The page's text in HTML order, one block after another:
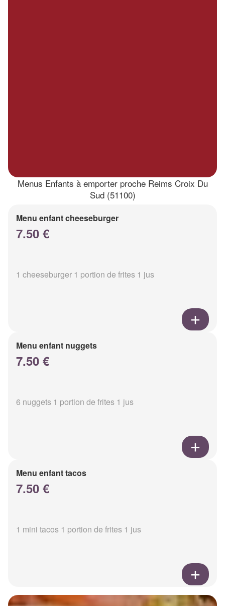
Menus Enfants à emporter proche Reims Croix Du
Sud (51100)
Menu enfant cheeseburger
7.50 €
1 cheeseburger 1 portion de frites 1 jus
Menu enfant nuggets
7.50 €
6 nuggets 1 portion de frites 1 jus
Menu enfant tacos
7.50 €
1 mini tacos 1 portion de frites 1 jus